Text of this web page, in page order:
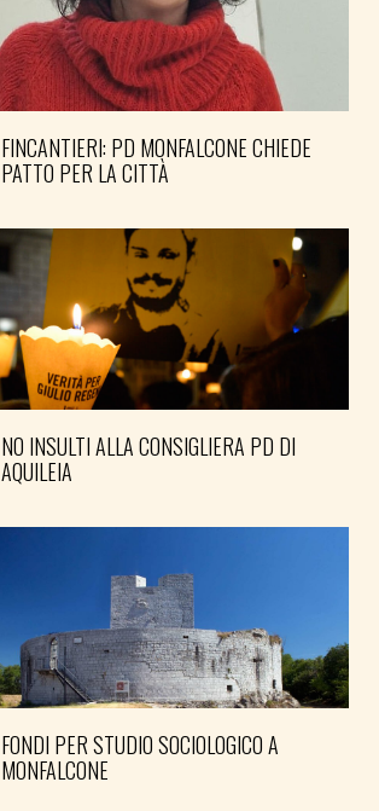
FINCANTIERI: PD MONFALCONE CHIEDE
PATTO PER LA CITTÀ
NO INSULTI ALLA CONSIGLIERA PD DI
AQUILEIA
FONDI PER STUDIO SOCIOLOGICO A
MONFALCONE